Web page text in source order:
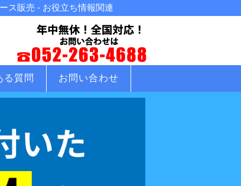
ス販売 - お役立ち情報関連
る質問 お問い合わせ